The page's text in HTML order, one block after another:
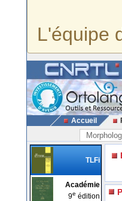
L'équipe
Accueil
TLFi
Académie
9e édition